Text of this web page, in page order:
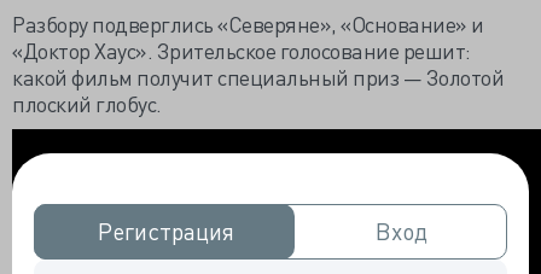
Регистрация
Регистрация Вход
Вход
Разбору подверглись «Северяне», «Основание» и
«Доктор Хаус». Зрительское голосование решит:
какой фильм получит специальный приз — Золотой
плоский глобус.